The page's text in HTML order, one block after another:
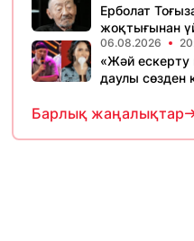
Ерболат
жоқтығынан
06.08.2026
«Жәй ескерту
даулы сөзден
Барлық жаңалықтар